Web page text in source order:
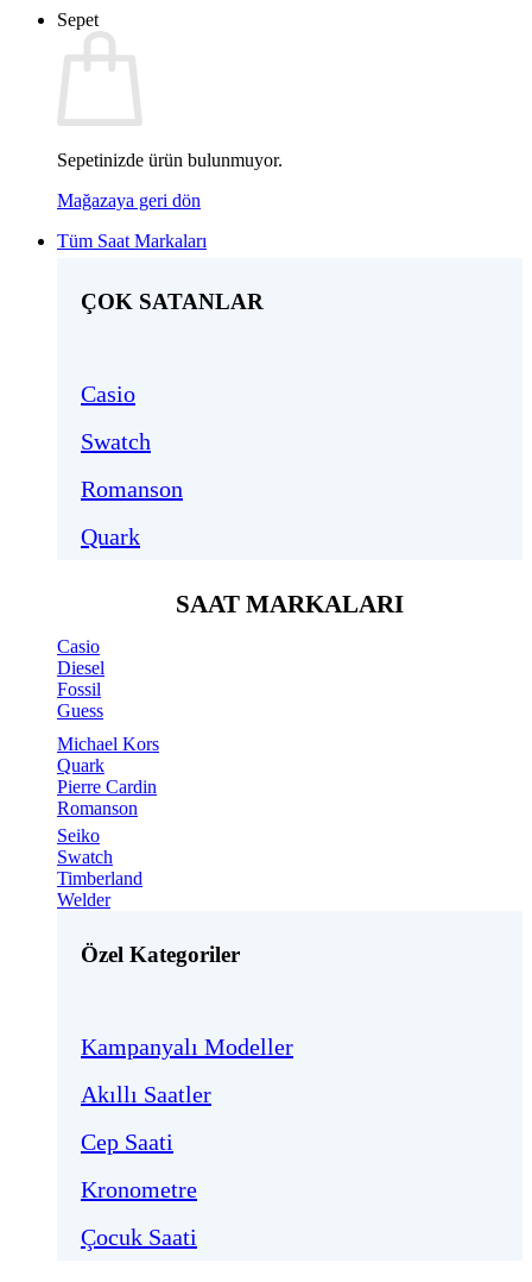
Sepet
Sepetinizde ürün bulunmuyor.
Mağazaya geri dön
Tüm Saat Markaları
ÇOK SATANLAR
Casio
Swatch
Romanson
Quark
SAAT MARKALARI
Casio
Diesel
Fossil
Guess
Michael Kors
Quark
Pierre Cardin
Romanson
Seiko
Swatch
Timberland
Welder
Özel Kategoriler
Kampanyalı Modeller
Akıllı Saatler
Cep Saati
Kronometre
Çocuk Saati